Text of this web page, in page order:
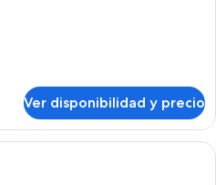
Ver disponibilidad y precio